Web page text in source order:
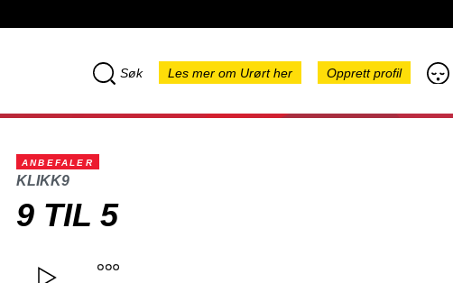
Søk Les mer om Urørt her Opprett profil
ANBEFALER
KLIKK9
9 TIL 5